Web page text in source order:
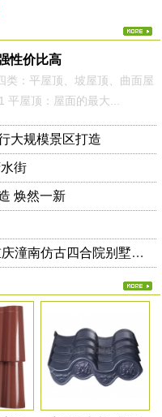
性价比高
类：平屋顶、坡屋顶、曲面屋
平屋顶：屋面的最大...
大规模景区打造
街
焕然一新
传承经典文化，铸就乡间别墅-重庆潼南仿古四合院别墅完美收官